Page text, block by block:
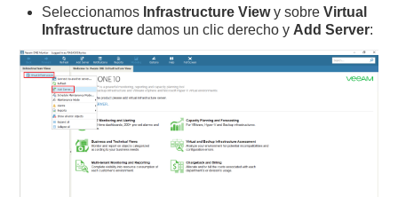
Seleccionamos Infrastructure Viewy sobreVirtual
Infrastructure damos un clic derecho y Add Server: